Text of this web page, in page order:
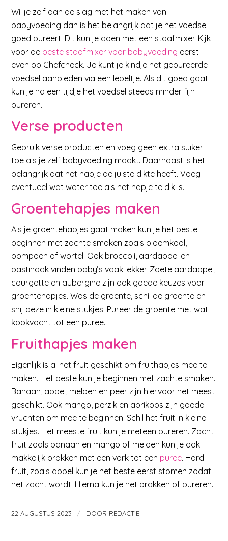
Wil je zelf aan de slag met het maken van
babyvoeding dan is het belangrijk dat je het voedsel
goed pureert. Dit kun je doen met een staafmixer. Kijk
voor de beste staafmixer voor babyvoeding eerst
even op Chefcheck. Je kunt je kindje het gepureerde
voedsel aanbieden via een lepeltje. Als dit goed gaat
kun je na een tijdje het voedsel steeds minder fijn
pureren.
Verse producten
Gebruik verse producten en voeg geen extra suiker
toe als je zelf babyvoeding maakt. Daarnaast is het
belangrijk dat het hapje de juiste dikte heeft. Voeg
eventueel wat water toe als het hapje te dik is.
Groentehapjes maken
Als je groentehapjes gaat maken kun je het beste
beginnen met zachte smaken zoals bloemkool,
pompoen of wortel. Ook broccoli, aardappel en
pastinaak vinden baby’s vaak lekker. Zoete aardappel,
courgette en aubergine zijn ook goede keuzes voor
groentehapjes. Was de groente, schil de groente en
snij deze in kleine stukjes. Pureer de groente met wat
kookvocht tot een puree.
Fruithapjes maken
Eigenlijk is al het fruit geschikt om fruithapjes mee te
maken. Het beste kun je beginnen met zachte smaken.
Banaan, appel, meloen en peer zijn hiervoor het meest
geschikt. Ook mango, perzik en abrikoos zijn goede
vruchten om mee te beginnen. Schil het fruit in kleine
stukjes. Het meeste fruit kun je meteen pureren. Zacht
fruit zoals banaan en mango of meloen kun je ook
makkelijk prakken met een vork tot een puree. Hard
fruit, zoals appel kun je het beste eerst stomen zodat
het zacht wordt. Hierna kun je het prakken of pureren.
22 AUGUSTUS 2023 / DOOR REDACTIE